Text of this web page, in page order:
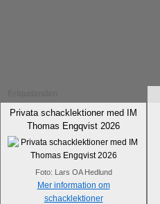
Privata schacklektioner med IM
Thomas Engqvist 2026
Foto: Lars OA Hedlund
Mer information om
schacklektioner